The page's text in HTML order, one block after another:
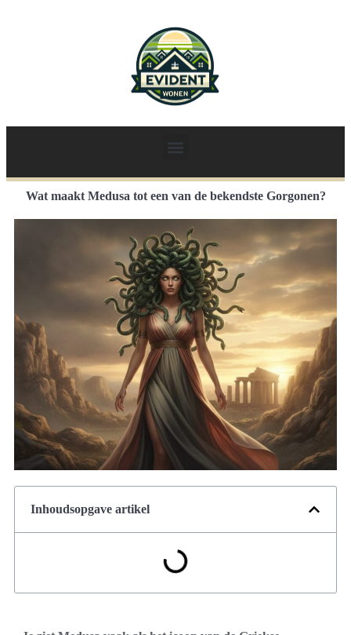
Wat maakt Medusa tot een van de bekendste Gorgonen?
Inhoudsopgave artikel